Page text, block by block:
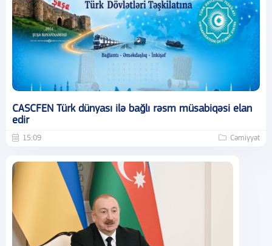
CASCFEN Türk dünyası ilə bağlı rəsm müsabiqəsi elan
edir
15:09 Cəmiyyət